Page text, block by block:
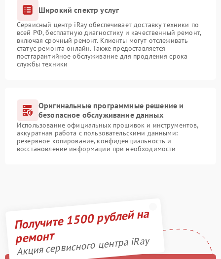
Широкий спектр услуг
Сервисный центр iRay обеспечивает доставку техники по
всей РФ, бесплатную диагностику и качественный ремонт,
включая срочный ремонт. Клиенты могут отслеживать
статус ремонта онлайн. Также предоставляется
постгарантийное обслуживание для продления срока
службы техники
Оригинальные программные решение и
безопасное обслуживание данных
Использование официальных прошивок и инструментов,
аккуратная работа с пользовательскими данными:
резервное копирование, конфиденциальность и
восстановление информации при необходимости
Получите 1500 рублей на
ремонт
Акция сервисного центра iRay